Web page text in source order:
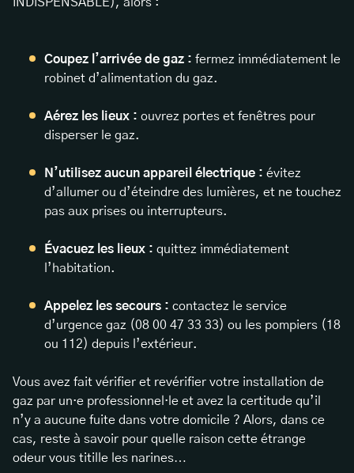
Coupez l’arrivée de gaz : fermez immédiatement le
robinet d’alimentation du gaz.
Aérez les lieux : ouvrez portes et fenêtres pour
disperser le gaz.
N’utilisez aucun appareil électrique : évitez
d’allumer ou d’éteindre des lumières, et ne touchez
pas aux prises ou interrupteurs.
Évacuez les lieux : quittez immédiatement
l’habitation.
Appelez les secours : contactez le service
d’urgence gaz (08 00 47 33 33) ou les pompiers (18
ou 112) depuis l’extérieur.
Vous avez fait vérifier et revérifier votre installation de
gaz par un·e professionnel·le et avez la certitude qu’il
n’y a aucune fuite dans votre domicile ? Alors, dans ce
cas, reste à savoir pour quelle raison cette étrange
odeur vous titille les narines…